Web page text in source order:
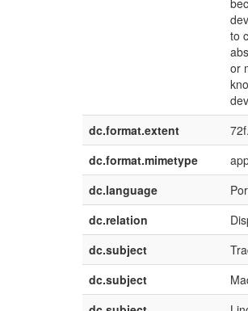
to
or
dc.format.extent
dc.format.mimetype
dc.language
dc.relation
dc.subject
dc.subject